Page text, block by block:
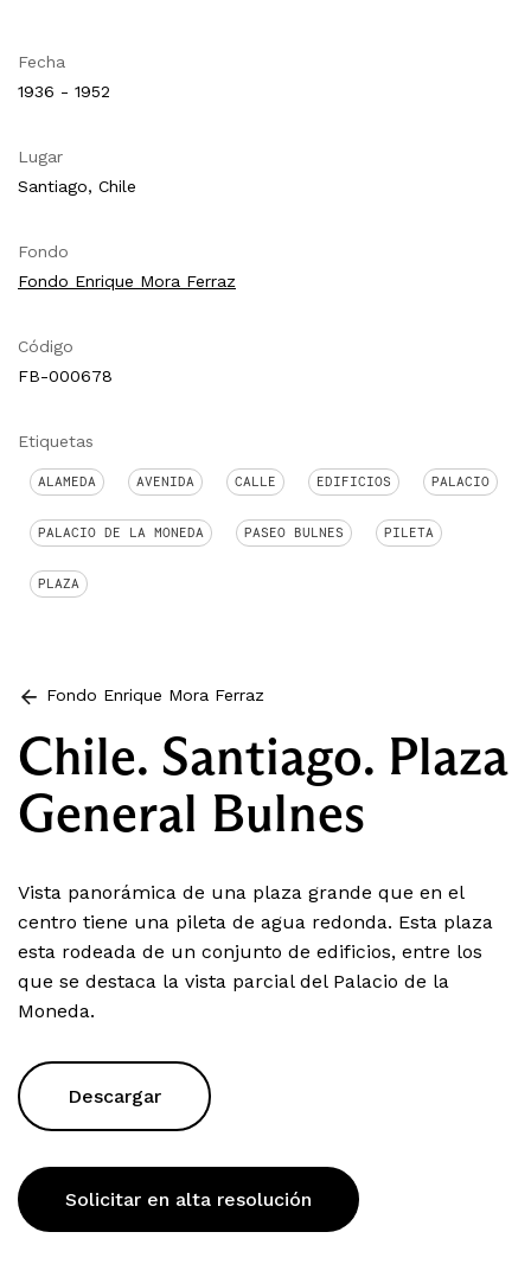
Fecha
1936 - 1952
Lugar
Santiago, Chile
Fondo
Fondo Enrique Mora Ferraz
Código
FB-000678
Etiquetas
ALAMEDA AVENIDA CALLE EDIFICIOS PALACIO
PALACIO DE LA MONEDA PASEO BULNES PILETA
PLAZA
Fondo Enrique Mora Ferraz
Chile. Santiago. Plaza
General Bulnes
Vista panorámica de una plaza grande que en el
centro tiene una pileta de agua redonda. Esta plaza
esta rodeada de un conjunto de edificios, entre los
que se destaca la vista parcial del Palacio de la
Moneda.
Descargar
Solicitar en alta resolución